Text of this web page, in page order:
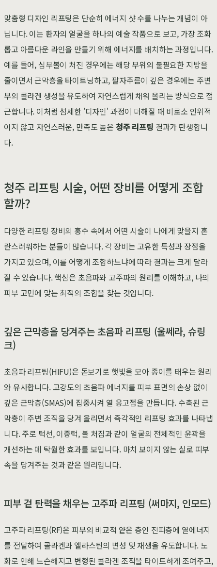
맞춤형 디자인 리프팅은 단순히 에너지 샷 수를 나누는 개념이 아
닙니다. 이는 환자의 얼굴을 하나의 예술 작품으로 보고, 가장 조화
롭고 아름다운 라인을 만들기 위해 에너지를 배치하는 과정입니다.
예를 들어, 심부볼이 처진 경우에는 해당 부위의 불필요한 지방을
줄이면서 근막층을 타이트닝하고, 팔자주름이 깊은 경우에는 주변
부의 콜라겐 생성을 유도하여 자연스럽게 채워 올리는 방식으로 접
근합니다. 이처럼 섬세한 '디자인' 과정이 더해질 때 비로소 인위적
이지 않고 자연스러운, 만족도 높은 청주 리프팅 결과가 탄생합니
다.
청주 리프팅 시술, 어떤 장비를 어떻게 조합
할까?
다양한 리프팅 장비의 홍수 속에서 어떤 시술이 나에게 맞을지 혼
란스러워하는 분들이 많습니다. 각 장비는 고유한 특성과 장점을
가지고 있으며, 이를 어떻게 조합하느냐에 따라 결과는 크게 달라
질 수 있습니다. 핵심은 초음파와 고주파의 원리를 이해하고, 나의
피부 고민에 맞는 최적의 조합을 찾는 것입니다.
깊은 근막층을 당겨주는 초음파 리프팅 (울쎄라, 슈링
크)
초음파 리프팅(HIFU)은 돋보기로 햇빛을 모아 종이를 태우는 원리
와 유사합니다. 고강도의 초음파 에너지를 피부 표면의 손상 없이
깊은 근막층(SMAS)에 집중시켜 열 응고점을 만듭니다. 수축된 근
막층이 주변 조직을 당겨 올리면서 즉각적인 리프팅 효과를 나타냅
니다. 주로 턱선, 이중턱, 볼 처짐과 같이 얼굴의 전체적인 윤곽을
개선하는 데 탁월한 효과를 보입니다. 마치 보이지 않는 실로 피부
속을 당겨주는 것과 같은 원리입니다.
피부 겉 탄력을 채우는 고주파 리프팅 (써마지, 인모드)
고주파 리프팅(RF)은 피부의 비교적 얕은 층인 진피층에 열에너지
를 전달하여 콜라겐과 엘라스틴의 변성 및 재생을 유도합니다. 노
화로 인해 느슨해지고 변형된 콜라겐 조직을 타이트하게 조여주고,